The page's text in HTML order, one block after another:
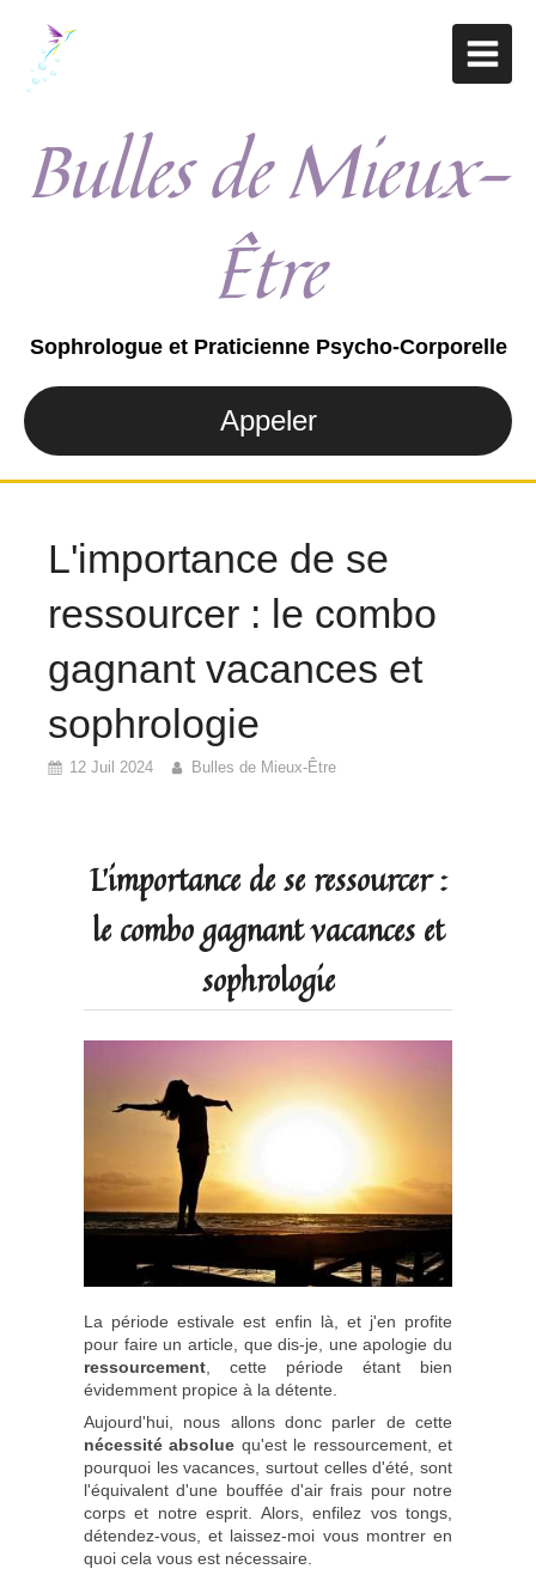
Bulles de Mieux-
Être
Sophrologue et Praticienne Psycho-Corporelle
Appeler
L'importance de se
ressourcer : le combo
gagnant vacances et
sophrologie
12 Juil 2024 Bulles de Mieux-Être
L'importance de se ressourcer :
le combo gagnant vacances et
sophrologie
La période estivale est enfin là, et j'en profite
pour faire un article, que dis-je, une apologie du
ressourcement , cette période étant bien
évidemment propice à la détente.
Aujourd'hui, nous allons donc parler de cette
nécessité absolue qu'est le ressourcement, et
pourquoi les vacances, surtout celles d'été, sont
l'équivalent d'une bouffée d'air frais pour notre
corps et notre esprit. Alors, enfilez vos tongs,
détendez-vous, et laissez-moi vous montrer en
quoi cela vous est nécessaire.